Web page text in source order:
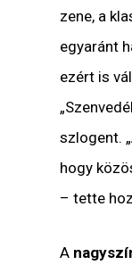
zene, a
egyaránt
ezért is
szlogent.
hogy
– tette
A